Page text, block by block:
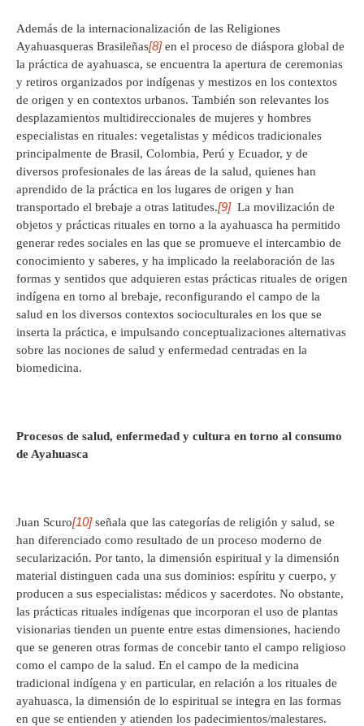
Además de la internacionalización de las Religiones
Ayahuasqueras Brasileñas[8]en el proceso de diáspora global de
la práctica de ayahuasca, se encuentra la apertura de ceremonias
y retiros organizados por indígenas y mestizos en los contextos
de origen y en contextos urbanos. También son relevantes los
desplazamientos multidireccionales de mujeres y hombres
especialistas en rituales: vegetalistas y médicos tradicionales
principalmente de Brasil, Colombia, Perú y Ecuador, y de
diversos profesionales de las áreas de la salud, quienes han
aprendido de la práctica en los lugares de origen y han
transportado el brebaje a otras latitudes.[9]La movilización de
objetos y prácticas rituales en torno a la ayahuasca ha permitido
generar redes sociales en las que se promueve el intercambio de
conocimiento y saberes, y ha implicado la reelaboración de las
formas y sentidos que adquieren estas prácticas rituales de origen
indígena en torno al brebaje, reconfigurando el campo de la
salud en los diversos contextos socioculturales en los que se
inserta la práctica, e impulsando conceptualizaciones alternativas
sobre las nociones de salud y enfermedad centradas en la
biomedicina.
Procesos de salud, enfermedad y cultura en torno al consumo
de Ayahuasca
Juan Scuro[10]señala que las categorías de religión y salud, se
han diferenciado como resultado de un proceso moderno de
secularización. Por tanto, la dimensión espiritual y la dimensión
material distinguen cada una sus dominios: espíritu y cuerpo, y
producen a sus especialistas: médicos y sacerdotes. No obstante,
las prácticas rituales indígenas que incorporan el uso de plantas
visionarias tienden un puente entre estas dimensiones, haciendo
que se generen otras formas de concebir tanto el campo religioso
como el campo de la salud. En el campo de la medicina
tradicional indígena y en particular, en relación a los rituales de
ayahuasca, la dimensión de lo espiritual se integra en las formas
en que se entienden y atienden los padecimientos/malestares.